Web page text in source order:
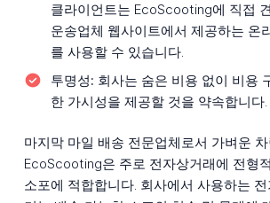
클라이언트는 EcoScooting에 직접
운송업체 웹사이트에서 제공하는 온
를 사용할 수 있습니다.
투명성: 회사는 숨은 비용 없이 비용
한 가시성을 제공할 것을 약속합니다.
마지막 마일 배송 전문업체로서 가벼운
EcoScooting은 주로 전자상거래에 전형
소포에 적합합니다. 회사에서 사용하는